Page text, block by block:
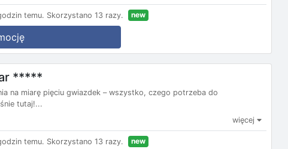
temu. Skorzystano 13 razy. new
*****
na miarę pięciu gwiazdek – wszystko, czego potrzeba do
tutaj!...
więcej
temu. Skorzystano 13 razy. new